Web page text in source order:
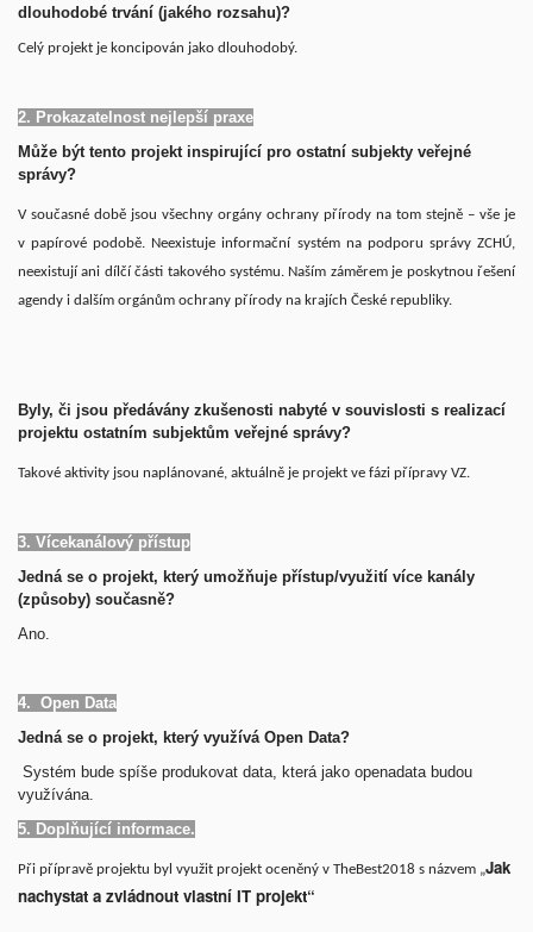
dlouhodobé trvání (jakého rozsahu)?
Celý projekt je koncipován jako dlouhodobý.
2. Prokazatelnost nejlepší praxe
Může být tento projekt inspirující pro ostatní subjekty veřejné
správy?
V současné době jsou všechny orgány ochrany přírody na tom stejně – vše je
v papírové podobě. Neexistuje informační systém na podporu správy ZCHÚ,
neexistují ani dílčí části takového systému. Naším záměrem je poskytnou řešení
agendy i dalším orgánům ochrany přírody na krajích České republiky.
Byly, či jsou předávány zkušenosti nabyté v souvislosti s realizací
projektu ostatním subjektům veřejné správy?
Takové aktivity jsou naplánované, aktuálně je projekt ve fázi přípravy VZ.
3. Vícekanálový přístup
Jedná se o projekt, který umožňuje přístup/využití více kanály
(způsoby) současně?
Ano.
4. Open Data
Jedná se o projekt, který využívá Open Data?
Systém bude spíše produkovat data, která jako openadata budou
využívána.
5. Doplňující informace.
Při přípravě projektu byl využit projekt oceněný v TheBest2018 s názvem „Jak
nachystat a zvládnout vlastní IT projekt“